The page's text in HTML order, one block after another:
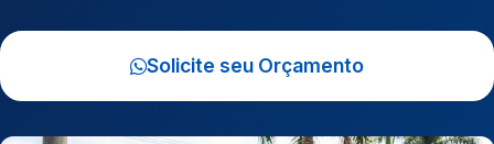
Solicite seu Orçamento